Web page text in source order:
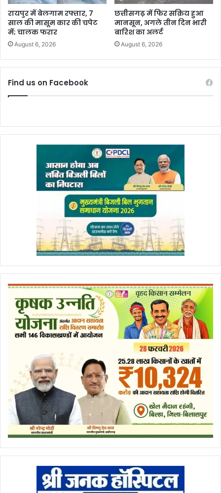
रायपुर में बेलगाम रफ्तार, 7
साल की मासूम कार की चपेट
में; चालक फरार
August 6, 2026
छत्तीसगढ़ में फिर सक्रिय हुआ
मानसून, अगले तीन दिन भारी
बारिश का अलर्ट
August 6, 2026
Find us on Facebook